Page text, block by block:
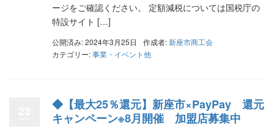
ージをご確認ください。 定額減税については国税庁の
特設サイト […]
公開済み: 2024年3月25日 作成者:新座市商工会
カテゴリー:事業・イベント他
◆【最大25％還元】新座市×PayPay 還元
キャンペーン※8月開催 加盟店募集中